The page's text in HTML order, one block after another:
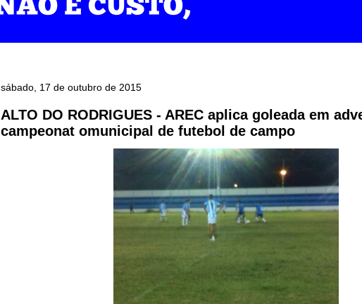
sábado, 17 de outubro de 2015
ALTO DO RODRIGUES - AREC aplica goleada em
campeonat omunicipal de futebol de campo